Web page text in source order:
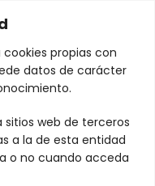
propias con
datos de carácter
web de terceros
a la de esta entidad
o no cuando acceda
la instalación
para